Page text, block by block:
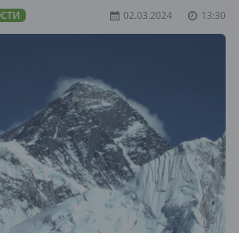
02.03.2024 13:30